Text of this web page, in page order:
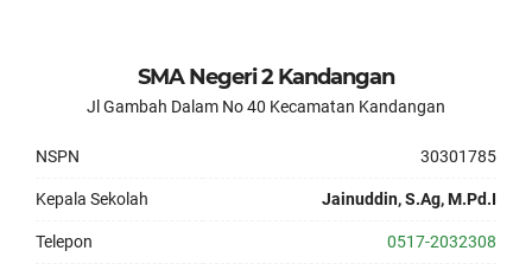
SMA Negeri 2 Kandangan
Jl Gambah Dalam No 40 Kecamatan Kandangan
NSPN 30301785
Kepala Sekolah Jainuddin, S.Ag, M.Pd.I
Telepon 0517-2032308